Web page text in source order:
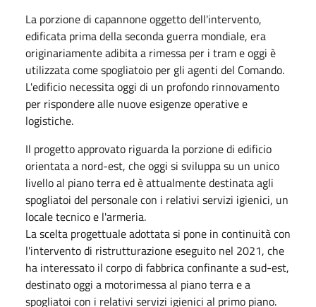
La porzione di capannone oggetto dell'intervento,
edificata prima della seconda guerra mondiale, era
originariamente adibita a rimessa per i tram e oggi è
utilizzata come spogliatoio per gli agenti del Comando.
L'edificio necessita oggi di un profondo rinnovamento
per rispondere alle nuove esigenze operative e
logistiche.
Il progetto approvato riguarda la porzione di edificio
orientata a nord-est, che oggi si sviluppa su un unico
livello al piano terra ed è attualmente destinata agli
spogliatoi del personale con i relativi servizi igienici, un
locale tecnico e l'armeria.
La scelta progettuale adottata si pone in continuità con
l'intervento di ristrutturazione eseguito nel 2021, che
ha interessato il corpo di fabbrica confinante a sud-est,
destinato oggi a motorimessa al piano terra e a
spogliatoi con i relativi servizi igienici al primo piano.